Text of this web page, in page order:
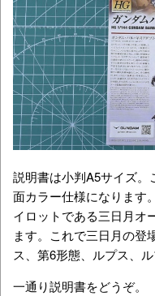
説明書は小判A5サイズ
面カラー仕様になります
イロットである三日月オ
ます。これで三日月の登
ス、第6形態、ルプス、
一通り説明書をどうぞ。